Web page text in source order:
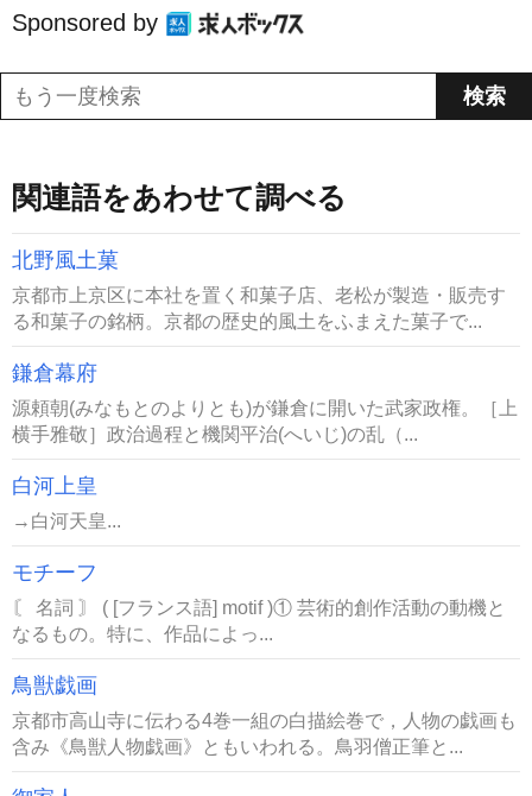
Sponsored by
関連語をあわせて調べる
北野風土菓
京都市上京区に本社を置く和菓子店、老松が製造・販売す
る和菓子の銘柄。京都の歴史的風土をふまえた菓子で...
鎌倉幕府
源頼朝(みなもとのよりとも)が鎌倉に開いた武家政権。［上
横手雅敬］政治過程と機関平治(へいじ)の乱（...
白河上皇
→白河天皇...
モチーフ
〘 名詞 〙 ( [フランス語] motif )① 芸術的創作活動の動機と
なるもの。特に、作品によっ...
鳥獣戯画
京都市高山寺に伝わる4巻一組の白描絵巻で，人物の戯画も
含み《鳥獣人物戯画》ともいわれる。鳥羽僧正筆と...